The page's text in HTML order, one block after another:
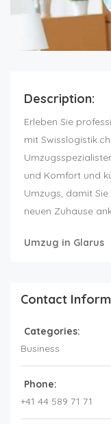
Description:
Erleben Sie
mit
und Komfort und
Umzugs, damit
neuen Zuhause
Umzug in Glarus
Contact
Categories:
Business
Phone:
+41 44 589 71 71